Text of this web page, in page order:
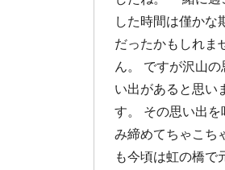
した時間は僅かな
だったかもしれま
ん。 ですが沢山の
い出があると思い
す。 その思い出を
み締めてちゃこち
も今頃は虹の橋で